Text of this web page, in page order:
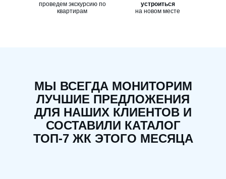
проведем экскурсию по
квартирам
устроиться
на новом месте
МЫ ВСЕГДА МОНИТОРИМ
ЛУЧШИЕ ПРЕДЛОЖЕНИЯ
ДЛЯ НАШИХ КЛИЕНТОВ И
СОСТАВИЛИ КАТАЛОГ
ТОП-7 ЖК ЭТОГО МЕСЯЦА